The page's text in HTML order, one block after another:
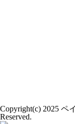
Copyright(c) 2025 ペ
Reserved.